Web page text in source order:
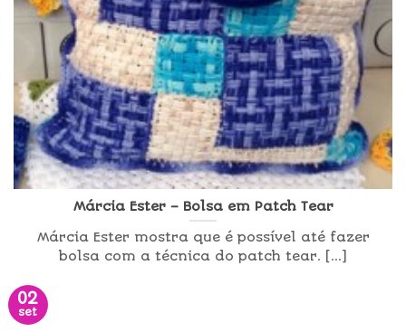
Márcia Ester – Bolsa em Patch Tear
Márcia Ester mostra que é possível até fazer
bolsa com a técnica do patch tear. [...]
02
set